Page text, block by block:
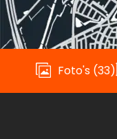
Foto's (33)